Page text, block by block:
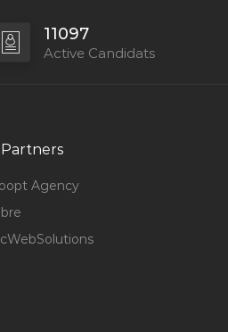
11097
Active Candidats
Agency